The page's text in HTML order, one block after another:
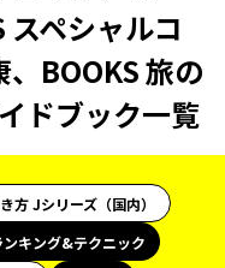
ペシャルコ
BOOKS 旅の
ドブック一覧
方 Jシリーズ（国内）
ンキング&テクニック